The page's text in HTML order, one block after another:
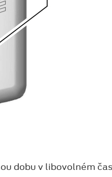
dobu v libovolném